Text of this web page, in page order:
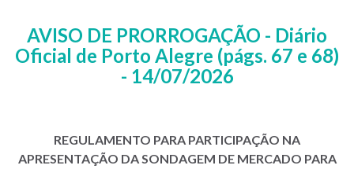
AVISO DE PRORROGAÇÃO - Diário
Oficial de Porto Alegre (págs. 67 e 68)
- 14/07/2026
REGULAMENTO PARA PARTICIPAÇÃO NA
APRESENTAÇÃO DA SONDAGEM DE MERCADO PARA